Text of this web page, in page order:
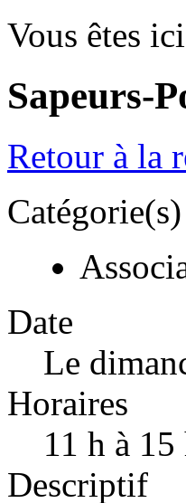
Vous êtes
Sapeurs-
Retour à la
Catégorie(s)
Date
Le
Horaires
11 h à 15
Descriptif